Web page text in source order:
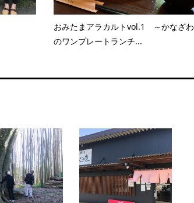
おみたまアラカルトvol.1 ～かなざわ
のワンプレートランチ...